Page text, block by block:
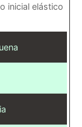
inicial elástico